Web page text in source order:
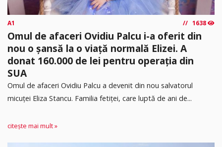
A1 1638
Omul de afaceri Ovidiu Palcu i-a oferit din
nou o șansă la o viață normală Elizei. A
donat 160.000 de lei pentru operația din
SUA
Omul de afaceri Ovidiu Palcu a devenit din nou salvatorul
micuței Eliza Stancu. Familia fetiței, care luptă de ani de...
citește mai mult »